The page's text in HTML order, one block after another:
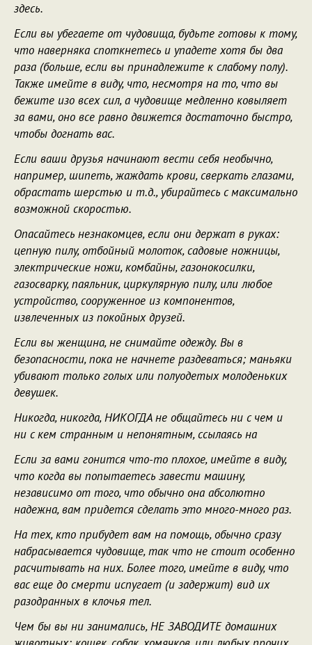
здесь.
Если вы убегаете от чудовища, будьте готовы к тому,
что наверняка споткнетесь и упадете хотя бы два
раза (больше, если вы принадлежите к слабому полу).
Также имейте в виду, что, несмотря на то, что вы
бежите изо всех сил, а чудовище медленно ковыляет
за вами, оно все равно движется достаточно быстро,
чтобы догнать вас.
Если ваши друзья начинают вести себя необычно,
например, шипеть, жаждать крови, сверкать глазами,
обрастать шерстью и т.д., убирайтесь с максимально
возможной скоростью.
Опасайтесь незнакомцев, если они держат в руках:
цепную пилу, отбойный молоток, садовые ножницы,
электрические ножи, комбайны, газонокосилки,
газосварку, паяльник, циркулярную пилу, или любое
устройство, сооруженное из компонентов,
извлеченных из покойных друзей.
Если вы женщина, не снимайте одежду. Вы в
безопасности, пока не начнете раздеваться; маньяки
убивают только голых или полуодетых молоденьких
девушек.
Hикогда, никогда, HИКОГДА не общайтесь ни с чем и
ни с кем странным и непонятным, ссылаясь на
Если за вами гонится что-то плохое, имейте в виду,
что когда вы попытаетесь завести машину,
независимо от того, что обычно она абсолютно
надежна, вам придется сделать это много-много раз.
Hа тех, кто прибудет вам на помощь, обычно сразу
набрасывается чудовище, так что не стоит особенно
расчитывать на них. Более того, имейте в виду, что
вас еще до смерти испугает (и задержит) вид их
разодранных в клочья тел.
Чем бы вы ни занимались, HЕ ЗАВОДИТЕ домашних